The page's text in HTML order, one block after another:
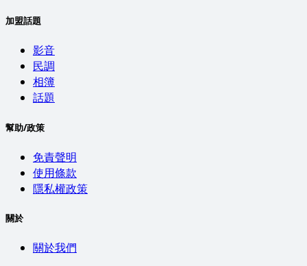
加盟話題
影音
民調
相簿
話題
幫助/政策
免責聲明
使用條款
隱私權政策
關於
關於我們